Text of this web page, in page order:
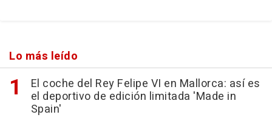
Lo más leído
El coche del Rey Felipe VI en Mallorca: así es
el deportivo de edición limitada 'Made in
Spain'